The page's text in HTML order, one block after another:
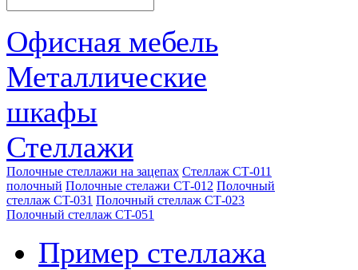
Офисная мебель
Металлические
шкафы
Стеллажи
Полочные стеллажи на зацепах Стеллаж СТ-011
полочный Полочные стелажи СТ-012 Полочный
стеллаж CT-031 Полочный стеллаж СТ-023
Полочный стеллаж CT-051
Пример стеллажа